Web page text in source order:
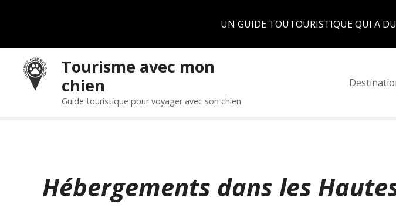
UN GUIDE TOUTOURISTIQUE QUI A
Tourisme avec mon
chien
Guide touristique pour voyager avec son chien
Hébergements dans les